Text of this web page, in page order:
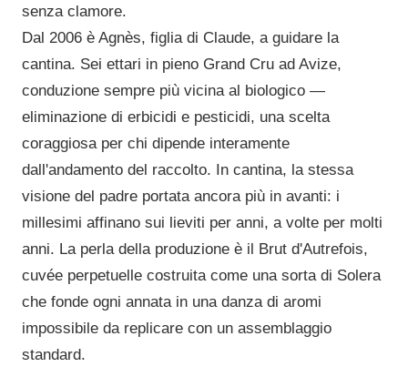
senza clamore.
Dal 2006 è Agnès, figlia di Claude, a guidare la
cantina. Sei ettari in pieno Grand Cru ad Avize,
conduzione sempre più vicina al biologico —
eliminazione di erbicidi e pesticidi, una scelta
coraggiosa per chi dipende interamente
dall'andamento del raccolto. In cantina, la stessa
visione del padre portata ancora più in avanti: i
millesimi affinano sui lieviti per anni, a volte per molti
anni. La perla della produzione è il Brut d'Autrefois,
cuvée perpetuelle costruita come una sorta di Solera
che fonde ogni annata in una danza di aromi
impossibile da replicare con un assemblaggio
standard.